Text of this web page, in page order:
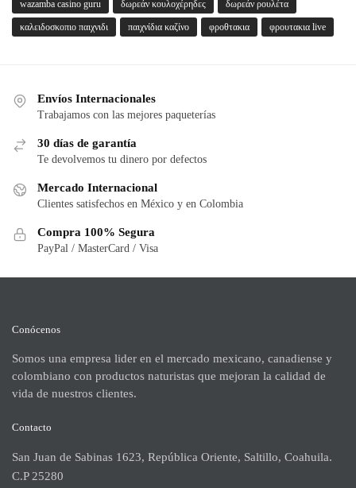
wazamba casino guru δωρεάν κουλοχέρηδες δωρεάν ρουλέτα
καλειδοσκοπιο παιχνιδι παιχνίδια καζίνο φροθτακια φρουτακια live
Envíos Internacionales
Trabajamos con las mejores paqueterías
30 días de garantía
Te devolvemos tu dinero por defectos
Mercado Internacional
Clientes satisfechos en México y en Colombia
Compra 100% Segura
PayPal / MasterCard / Visa
Conócenos
Somos una empresa lider en el mercado mexicano, canadiense y
colombiano con productos naturistas que mejoran la calidad de
vida de nuestros clientes.
Contacto
San Juan de Sabinas 1623, República Oriente, Saltillo, Coahuila.
C.P 25280